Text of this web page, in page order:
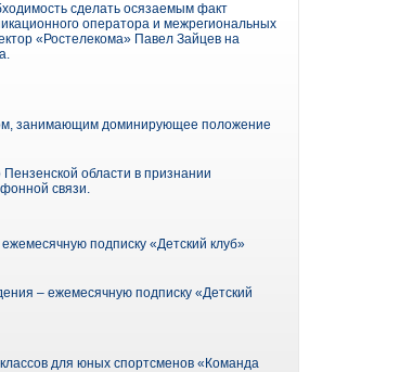
сделать осязаемым факт
оператора и межрегиональных
«Ростелекома» Павел Зайцев на
занимающим доминирующее положение
области в признании
связи.
подписку «Детский клуб»
– ежемесячную подписку «Детский
для юных спортсменов «Команда